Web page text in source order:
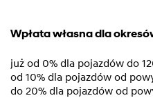
Wpłata własna dla
już od 0% dla pojazdów do
od 10% dla pojazdów od
do 20% dla pojazdów od